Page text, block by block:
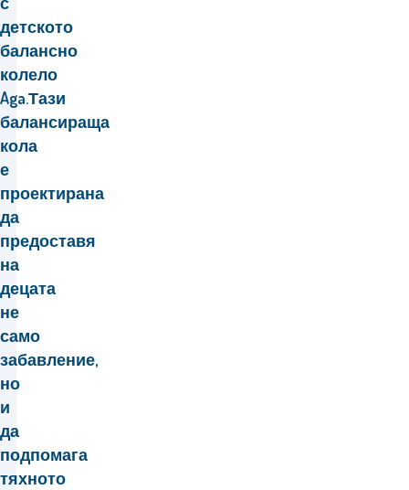
детското
балансно
колело
Aga.Тази
балансираща
кола
е
проектирана
да
предоставя
на
децата
не
само
забавление,
но
и
да
подпомага
тяхното